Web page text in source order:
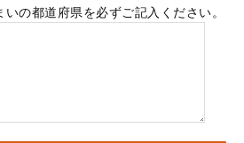
の都道府県を必ずご記入ください。